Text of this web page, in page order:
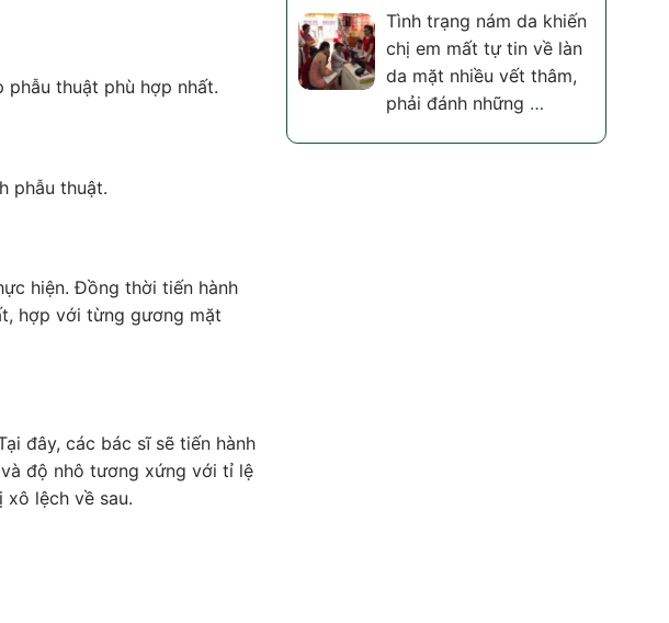
thuật phù hợp nhất.
phẫu thuật.
hiện. Đồng thời tiến hành
hợp với từng gương mặt
đây, các bác sĩ sẽ tiến hành
độ nhô tương xứng với tỉ lệ
lệch về sau.
Tình trạng nám da khiến
chị em mất tự tin về làn
da mặt nhiều vết thâm,
phải đánh những …